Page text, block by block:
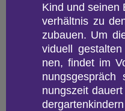
Kind und sei­nen
ver­hält­nis zu
zu­bau­en. Um
vi­du­ell
nen, fin­det im
nungs­zeit